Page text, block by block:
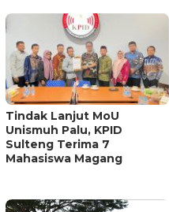
Tindak Lanjut MoU
Unismuh Palu, KPID
Sulteng Terima 7
Mahasiswa Magang